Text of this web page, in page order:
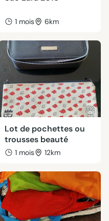
1 mois 6km
Lot de pochettes ou
trousses beauté
1 mois 12km